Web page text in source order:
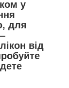
у
для
від